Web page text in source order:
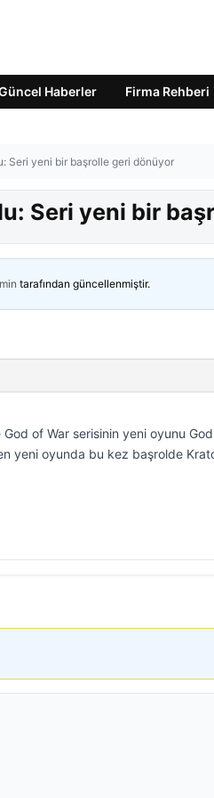
Haberler Firma Rehberi
Seri yeni bir başrolle geri dönüyor
Seri yeni bir
tarafından güncellenmiştir.
of War serisinin yeni oyunu
yeni oyunda bu kez başrolde